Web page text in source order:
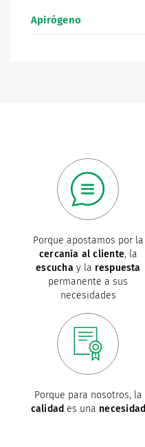
Apirógeno
Porque apostamos por la
cercanía al cliente, la
escucha y la respuesta
permanente a sus
necesidades
Porque para nosotros, la
calidad es una necesidad